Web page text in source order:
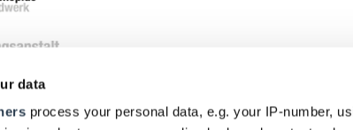
data
process your personal data, e.g. your IP-number,